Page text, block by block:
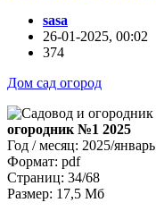
sasa
26-01-2025, 00:02
374
Дом сад огород
огородник №1 2025
Год / месяц: 2025/январь
Формат: pdf
Страниц: 34/68
Размер: 17,5 Мб